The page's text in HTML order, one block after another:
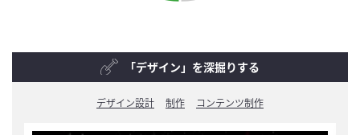
「デザイン」を深掘りする
デザイン設計 制作 コンテンツ制作